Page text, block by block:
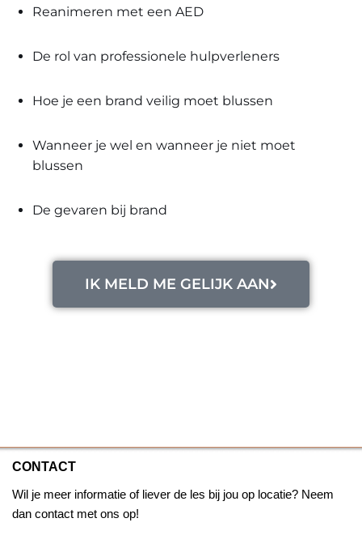
Reanimeren met een AED
De rol van professionele hulpverleners
Hoe je een brand veilig moet blussen
Wanneer je wel en wanneer je niet moet
blussen
De gevaren bij brand
IK MELD ME GELIJK AAN
CONTACT
Wil je meer informatie of liever de les bij jou op locatie? Neem
dan contact met ons op!